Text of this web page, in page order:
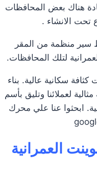
هناك بعض المحافظات
تحت الانشاء .
سير منظمة من المقر
لتلك المحافظات.
سكانية عالية. بناء
لعملائنا وتليق بأسم
ابحثوا عنا علي محرك
العمرانية